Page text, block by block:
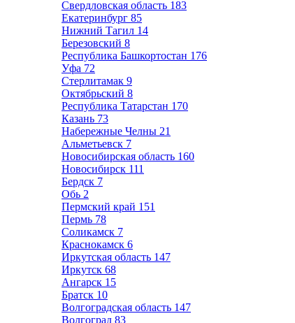
Свердловская область 183
Екатеринбург 85
Нижний Тагил 14
Березовский 8
Республика Башкортостан 176
Уфа 72
Стерлитамак 9
Октябрьский 8
Республика Татарстан 170
Казань 73
Набережные Челны 21
Альметьевск 7
Новосибирская область 160
Новосибирск 111
Бердск 7
Обь 2
Пермский край 151
Пермь 78
Соликамск 7
Краснокамск 6
Иркутская область 147
Иркутск 68
Ангарск 15
Братск 10
Волгоградская область 147
Волгоград 83